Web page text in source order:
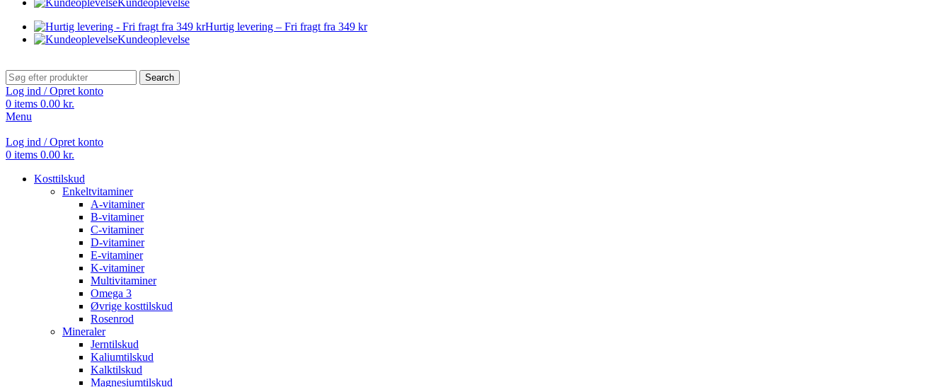
Kundeoplevelse
Hurtig levering – Fri fragt fra 349 kr
Kundeoplevelse
Search
Log ind / Opret konto
0 items 0.00 kr.
Menu
Log ind / Opret konto
0 items 0.00 kr.
Kosttilskud
Enkeltvitaminer
A-vitaminer
B-vitaminer
C-vitaminer
D-vitaminer
E-vitaminer
K-vitaminer
Multivitaminer
Omega 3
Øvrige kosttilskud
Rosenrod
Mineraler
Jerntilskud
Kaliumtilskud
Kalktilskud
Magnesiumtilskud